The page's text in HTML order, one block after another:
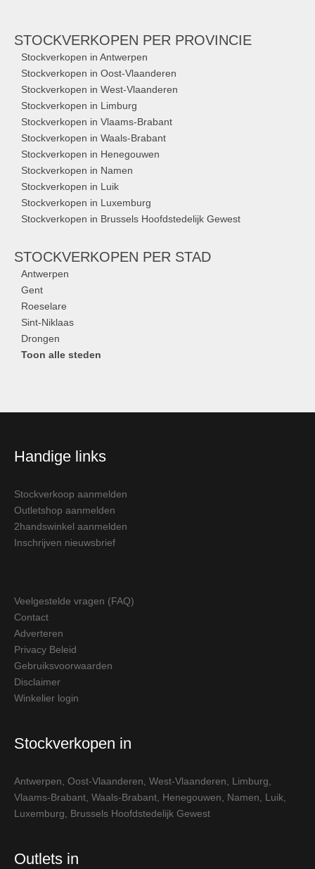
STOCKVERKOPEN PER PROVINCIE
Stockverkopen in Antwerpen
Stockverkopen in Oost-Vlaanderen
Stockverkopen in West-Vlaanderen
Stockverkopen in Limburg
Stockverkopen in Vlaams-Brabant
Stockverkopen in Waals-Brabant
Stockverkopen in Henegouwen
Stockverkopen in Namen
Stockverkopen in Luik
Stockverkopen in Luxemburg
Stockverkopen in Brussels Hoofdstedelijk Gewest
STOCKVERKOPEN PER STAD
Antwerpen
Gent
Roeselare
Sint-Niklaas
Drongen
Toon alle steden
Handige links
Stockverkoop aanmelden
Outletshop aanmelden
2handswinkel aanmelden
Inschrijven nieuwsbrief
Veelgestelde vragen (FAQ)
Contact
Adverteren
Privacy Beleid
Gebruiksvoorwaarden
Disclaimer
Winkelier login
Stockverkopen in
Antwerpen Oost-Vlaanderen West-Vlaanderen Limburg
Vlaams-Brabant Waals-Brabant Henegouwen Namen Luik
Luxemburg
Brussels Hoofdstedelijk Gewest
Outlets in